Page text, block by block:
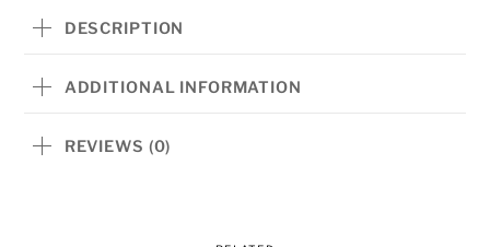
สี
1,000กรัม
ไม่
DESCRIPTION
ADDITIONAL INFORMATION
REVIEWS (0)